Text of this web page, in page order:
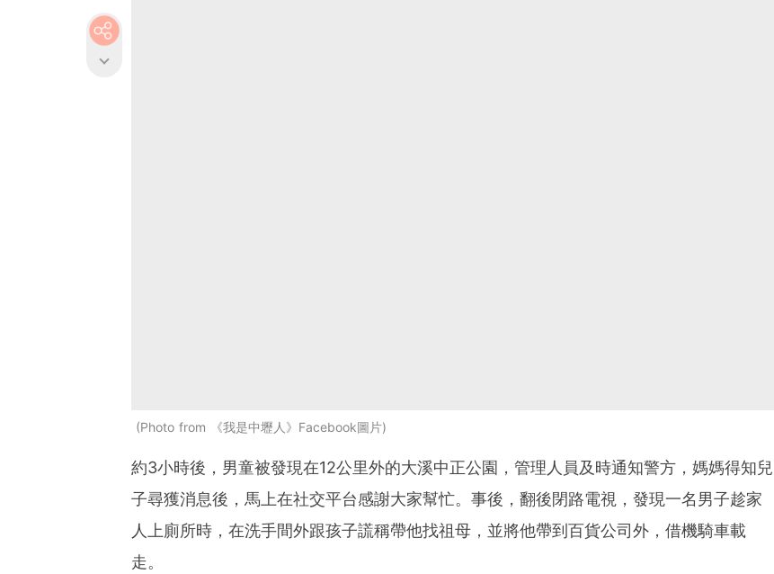
Photo from 《我是中壢人》Facebook圖片
約3小時後，男童被發現在12公里外的大溪中正公園，管理人員及時通知警方，媽媽得知兒
子尋獲消息後，馬上在社交平台感謝大家幫忙。事後，翻後閉路電視，發現一名男子趁家
人上廁所時，在洗手間外跟孩子謊稱帶他找祖母，並將他帶到百貨公司外，借機騎車載
走。